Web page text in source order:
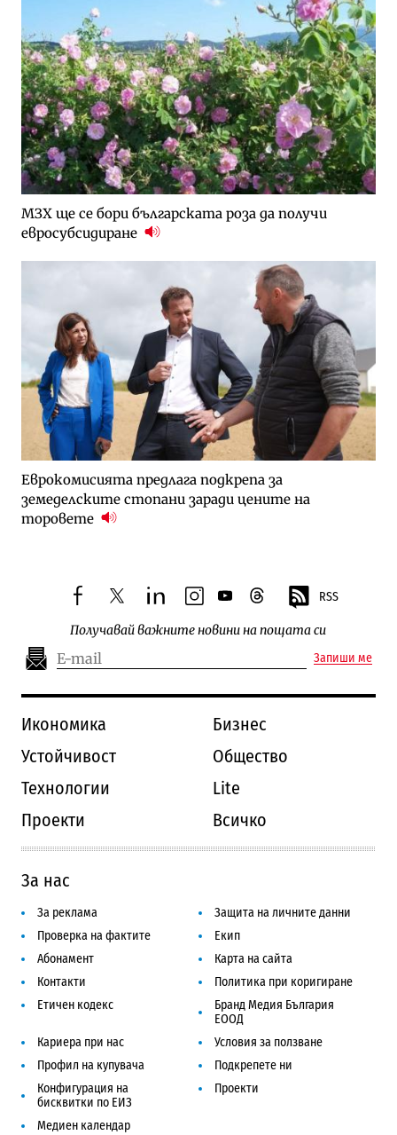
МЗХ ще се бори българската роза да получи
евросубсидиране
Еврокомисията предлага подкрепа за
земеделските стопани заради цените на
торовете
facebooktwitterlinkedininstagram
youtubethreads RSS
Получавай важните новини на пощата си
Запиши ме
Икономика
Бизнес
Устойчивост
Общество
Технологии
Lite
Проекти
Всичко
За нас
За реклама
Защита на личните данни
Проверка на фактите
Екип
Абонамент
Карта на сайта
Контакти
Политика при коригиране
Етичен кодекс
Бранд Медия България
ЕООД
Кариера при нас
Условия за ползване
Профил на купувача
Подкрепете ни
Конфигурация на
бисквитки по ЕИЗ
Проекти
Медиен календар